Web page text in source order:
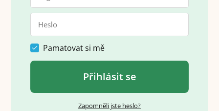
Pamatovat si mě
Přihlásit se
Zapomněli jste heslo?